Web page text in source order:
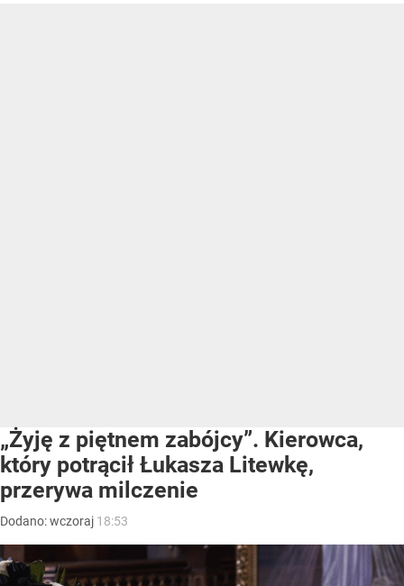
„Żyję z piętnem zabójcy”. Kierowca,
który potrącił Łukasza Litewkę,
przerywa milczenie
Dodano:wczoraj 18:53